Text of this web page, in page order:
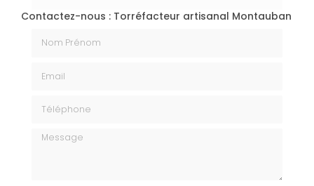
Contactez-nous : Torréfacteur artisanal Montauban
Message